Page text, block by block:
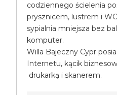
codziennego ścielenia
prysznicem, lustrem i
sypialnia mniejsza bez
komputer.
Willa Bajeczny Cypr
Internetu, kącik
drukarką i skanerem.